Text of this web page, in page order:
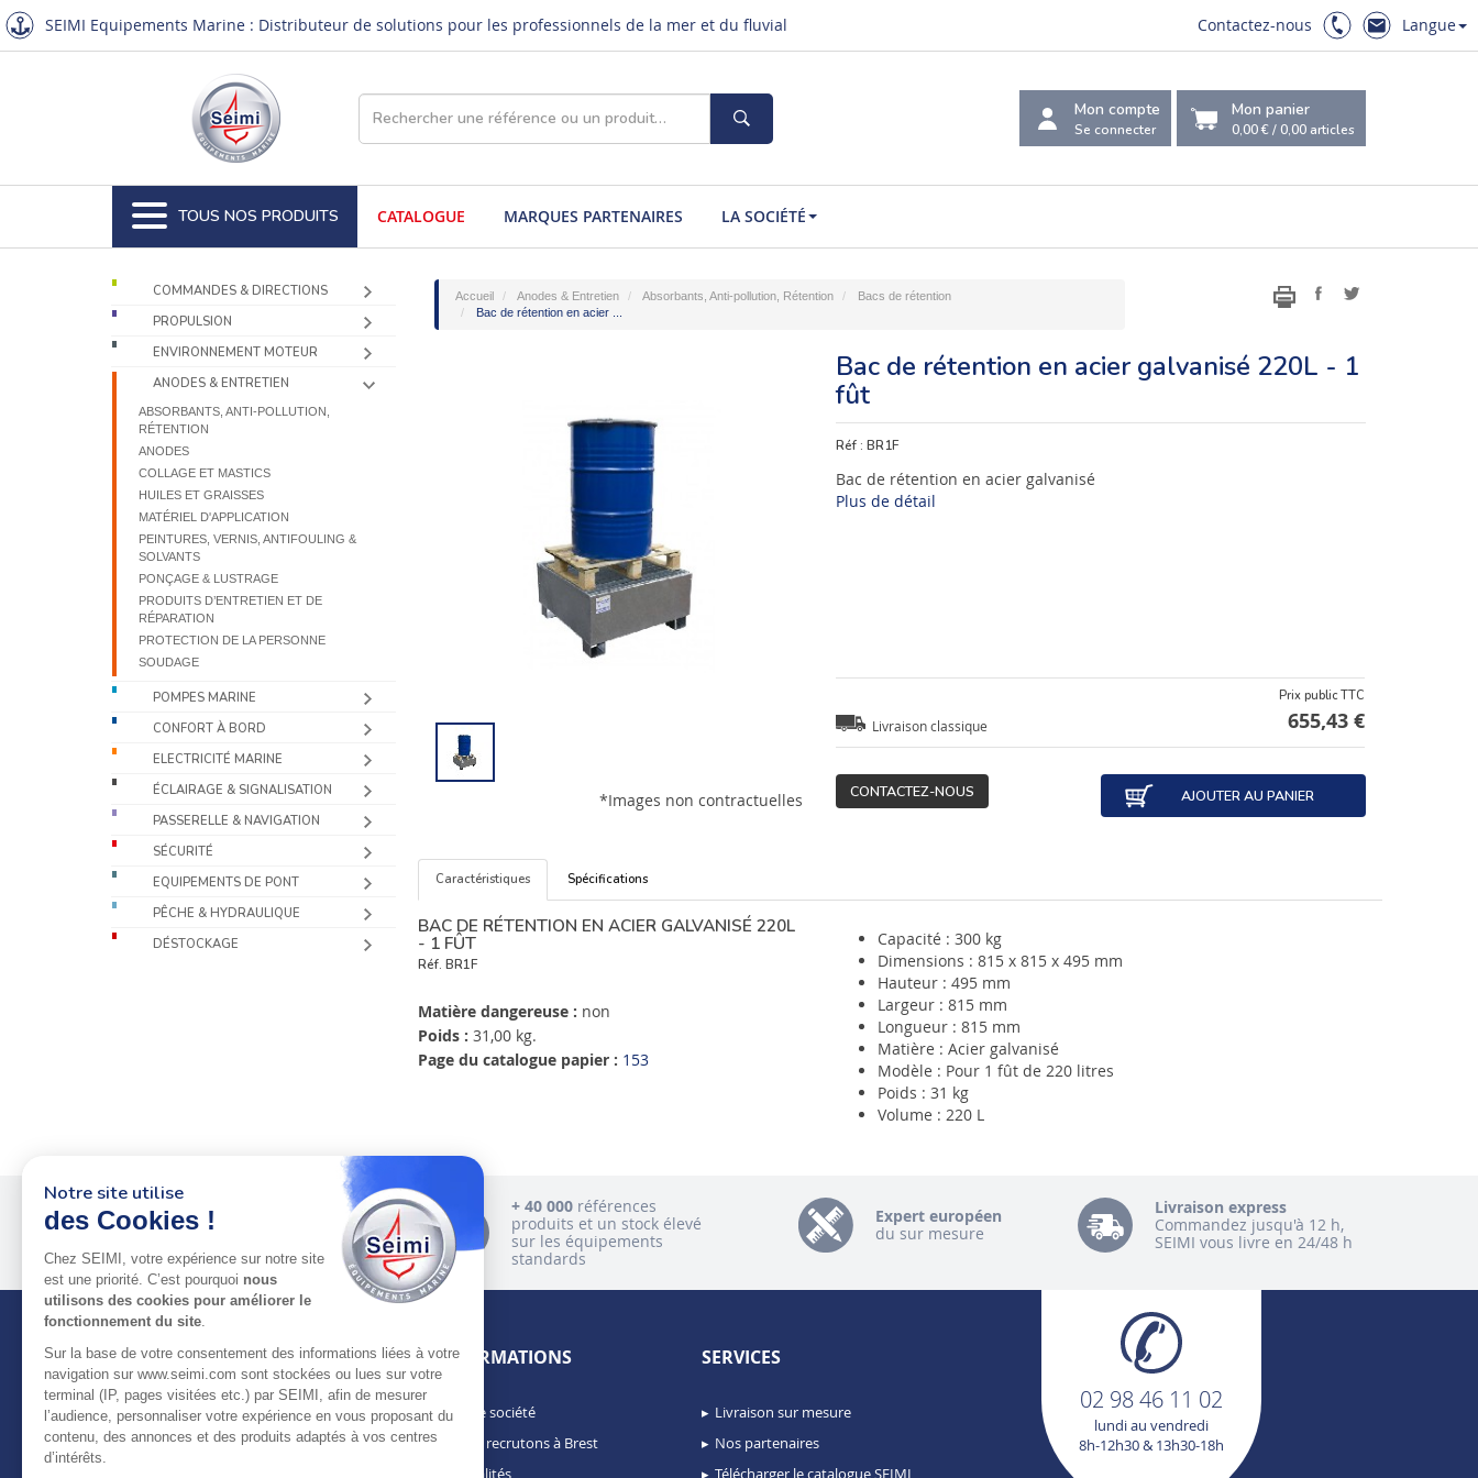
SEIMI Equipements Marine : Distributeur de solutions pour les professionnels de la mer et du fluvial Contactez-nous Langue
Mon compte
Se connecter
Mon panier
0,00 €/0,00 articles
TOUS NOS PRODUITS CATALOGUE MARQUES PARTENAIRES LA SOCIÉTÉ
COMMANDES & DIRECTIONS
PROPULSION
ENVIRONNEMENT MOTEUR
ANODES & ENTRETIEN
ABSORBANTS, ANTI-POLLUTION,
RÉTENTION
ANODES
COLLAGE ET MASTICS
HUILES ET GRAISSES
MATÉRIEL D'APPLICATION
PEINTURES, VERNIS, ANTIFOULING &
SOLVANTS
PONÇAGE & LUSTRAGE
PRODUITS D’ENTRETIEN ET DE
RÉPARATION
PROTECTION DE LA PERSONNE
SOUDAGE
POMPES MARINE
CONFORT À BORD
ELECTRICITÉ MARINE
ÉCLAIRAGE & SIGNALISATION
PASSERELLE & NAVIGATION
SÉCURITÉ
EQUIPEMENTS DE PONT
PÊCHE & HYDRAULIQUE
DÉSTOCKAGE
Accueil Anodes & Entretien Absorbants, Anti-pollution, Rétention
Bacs de rétention
Bac de rétention en acier ...
*Images non contractuelles
Bac de rétention en acier galvanisé 220L - 1
fût
Réf :BR1F
Bac de rétention en acier galvanisé
Plus de détail
Livraison classique
Prix public TTC
655,43 €
CONTACTEZ-NOUS AJOUTER AU PANIER
Caractéristiques Spécifications
BAC DE RÉTENTION EN ACIER GALVANISÉ 220L
- 1 FÛT
Réf. BR1F
Matière dangereuse : non
Poids : 31,00 kg.
Page du catalogue papier : 153
Capacité : 300 kg
Dimensions : 815 x 815 x 495 mm
Hauteur : 495 mm
Largeur : 815 mm
Longueur : 815 mm
Matière : Acier galvanisé
Modèle : Pour 1 fût de 220 litres
Poids : 31 kg
Volume : 220 L
Plus de 50 ans
au service
des pros
+ 40 000 références
produits et un stock élevé
sur les équipements
standards
Expert européen
du sur mesure
Livraison express
Commandez jusqu'à 12 h,
SEIMI vous livre en 24/48 h
À PROPOS DE SEIMI
Depuis plus de 50 ans, nous apportons des
INFORMATIONS
Notre société
Nous recrutons à Brest
Actualités
SERVICES
Livraison sur mesure
Nos partenaires
Télécharger le catalogue SEIMI
02 98 46 11 02
lundi au vendredi
8h-12h30 & 13h30-18h
Notre site utilise
des Cookies !
Chez SEIMI, votre expérience sur notre site
est une priorité. C’est pourquoi nous
utilisons des cookies pour améliorer le
fonctionnement du site.
Sur la base de votre consentement des informations liées à votre
navigation sur www.seimi.com sont stockées ou lues sur votre
terminal (IP, pages visitées etc.) par SEIMI, afin de mesurer
l’audience, personnaliser votre expérience en vous proposant du
contenu, des annonces et des produits adaptés à vos centres
d’intérêts.